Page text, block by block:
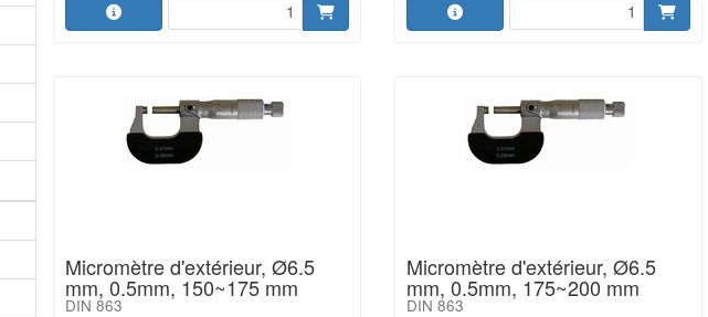
Micromètre d'extérieur, Ø6.5
mm, 0.5mm, 150~175 mm
DIN 863
Micromètre d'extérieur, Ø6.5
mm, 0.5mm, 175~200 mm
DIN 863